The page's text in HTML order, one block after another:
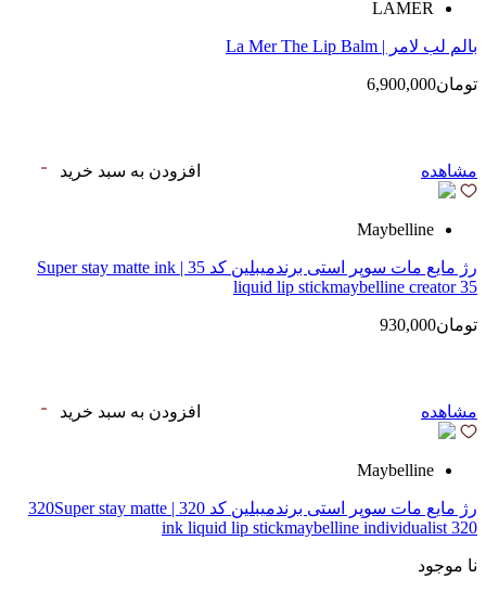
LAMER
بالم لب لامر | La Mer The Lip Balm
تومان6,900,000
مشاهده افزودن به سبد خرید
Maybelline
رژ مایع مات سوپر استی‌ برندمیبلین کد 35 | Super stay matte ink
liquid lip stickmaybelline creator 35
تومان930,000
مشاهده افزودن به سبد خرید
Maybelline
رژ مایع مات سوپر استی‌ برندمیبلین کد 320 | 320Super stay matte
ink liquid lip stickmaybelline individualist 320
نا موجود